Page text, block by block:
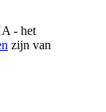
- het
zijn van